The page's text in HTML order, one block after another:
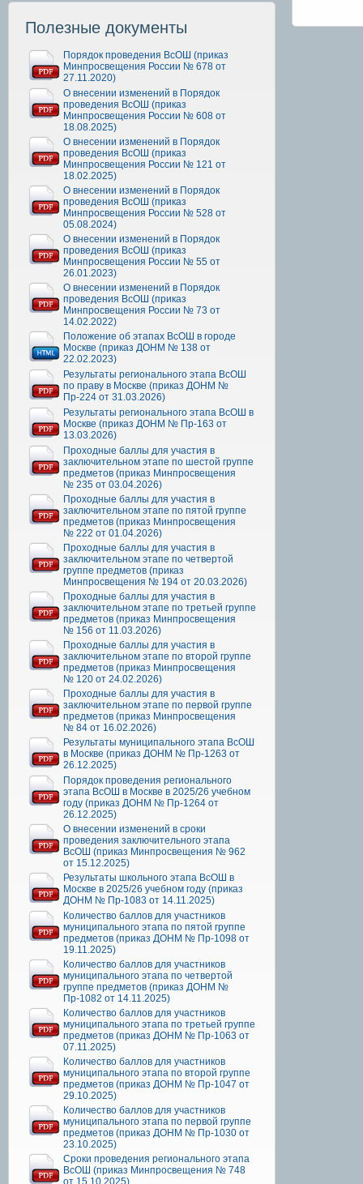
Полезные документы
Порядок проведения ВсОШ (приказ
Минпросвещения России № 678 от
27.11.2020)
О внесении изменений в Порядок
проведения ВсОШ (приказ
Минпросвещения России № 608 от
18.08.2025)
О внесении изменений в Порядок
проведения ВсОШ (приказ
Минпросвещения России № 121 от
18.02.2025)
О внесении изменений в Порядок
проведения ВсОШ (приказ
Минпросвещения России № 528 от
05.08.2024)
О внесении изменений в Порядок
проведения ВсОШ (приказ
Минпросвещения России № 55 от
26.01.2023)
О внесении изменений в Порядок
проведения ВсОШ (приказ
Минпросвещения России № 73 от
14.02.2022)
Положение об этапах ВсОШ в городе
Москве (приказ ДОНМ № 138 от
22.02.2023)
Результаты регионального этапа ВсОШ
по праву в Москве (приказ ДОНМ №
Пр-224 от 31.03.2026)
Результаты регионального этапа ВсОШ в
Москве (приказ ДОНМ № Пр-163 от
13.03.2026)
Проходные баллы для участия в
заключительном этапе по шестой группе
предметов (приказ Минпросвещения
№ 235 от 03.04.2026)
Проходные баллы для участия в
заключительном этапе по пятой группе
предметов (приказ Минпросвещения
№ 222 от 01.04.2026)
Проходные баллы для участия в
заключительном этапе по четвертой
группе предметов (приказ
Минпросвещения № 194 от 20.03.2026)
Проходные баллы для участия в
заключительном этапе по третьей группе
предметов (приказ Минпросвещения
№ 156 от 11.03.2026)
Проходные баллы для участия в
заключительном этапе по второй группе
предметов (приказ Минпросвещения
№ 120 от 24.02.2026)
Проходные баллы для участия в
заключительном этапе по первой группе
предметов (приказ Минпросвещения
№ 84 от 16.02.2026)
Результаты муниципального этапа ВсОШ
в Москве (приказ ДОНМ № Пр-1263 от
26.12.2025)
Порядок проведения регионального
этапа ВсОШ в Москве в 2025/26 учебном
году (приказ ДОНМ № Пр-1264 от
26.12.2025)
О внесении изменений в сроки
проведения заключительного этапа
ВсОШ (приказ Минпросвещения № 962
от 15.12.2025)
Результаты школьного этапа ВсОШ в
Москве в 2025/26 учебном году (приказ
ДОНМ № Пр-1083 от 14.11.2025)
Количество баллов для участников
муниципального этапа по пятой группе
предметов (приказ ДОНМ № Пр-1098 от
19.11.2025)
Количество баллов для участников
муниципального этапа по четвертой
группе предметов (приказ ДОНМ №
Пр-1082 от 14.11.2025)
Количество баллов для участников
муниципального этапа по третьей группе
предметов (приказ ДОНМ № Пр-1063 от
07.11.2025)
Количество баллов для участников
муниципального этапа по второй группе
предметов (приказ ДОНМ № Пр-1047 от
29.10.2025)
Количество баллов для участников
муниципального этапа по первой группе
предметов (приказ ДОНМ № Пр-1030 от
23.10.2025)
Сроки проведения регионального этапа
ВсОШ (приказ Минпросвещения № 748
от 15.10.2025)